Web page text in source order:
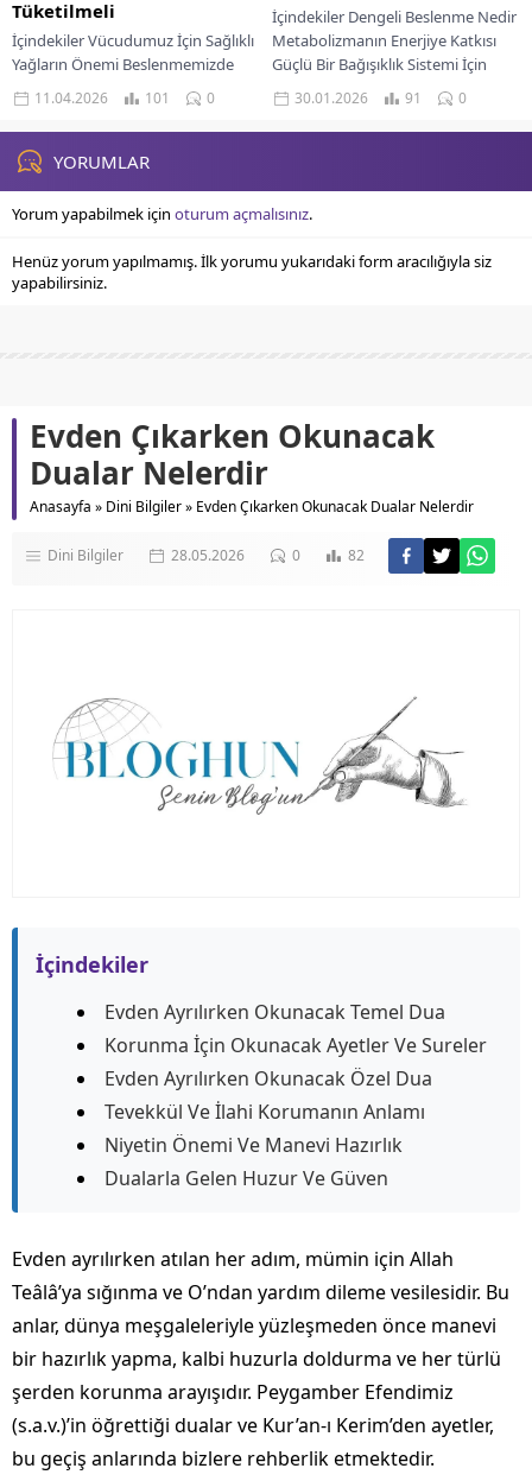
Tüketilmeli
İçindekiler Vücudumuz İçin Sağlıklı
Yağların Önemi Beslenmemizde
Olması Gereken Yağ Türleri
Zeytinyağı Avokado Ve Avokado
Yağı Kuruyemişler Ve Tohumlar
Deniz...
11.04.2026 101 0
İçindekiler Dengeli Beslenme Nedir
Metabolizmanın Enerjiye Katkısı
Güçlü Bir Bağışıklık Sistemi İçin
Beslenme Zihinsel Berraklık ve
Ruhsal Denge Dengeli
Beslenmeyle...
30.01.2026 91 0
YORUMLAR
Yorum yapabilmek için oturum açmalısınız.
Henüz yorum yapılmamış. İlk yorumu yukarıdaki form aracılığıyla siz
yapabilirsiniz.
Evden Çıkarken Okunacak
Dualar Nelerdir
Anasayfa » Dini Bilgiler» Evden Çıkarken Okunacak Dualar Nelerdir
Dini Bilgiler 28.05.2026 0 82
İçindekiler
Evden Ayrılırken Okunacak Temel Dua
Korunma İçin Okunacak Ayetler Ve Sureler
Evden Ayrılırken Okunacak Özel Dua
Tevekkül Ve İlahi Korumanın Anlamı
Niyetin Önemi Ve Manevi Hazırlık
Dualarla Gelen Huzur Ve Güven
Evden ayrılırken atılan her adım, mümin için Allah
Teâlâ’ya sığınma ve O’ndan yardım dileme vesilesidir. Bu
anlar, dünya meşgaleleriyle yüzleşmeden önce manevi
bir hazırlık yapma, kalbi huzurla doldurma ve her türlü
şerden korunma arayışıdır. Peygamber Efendimiz
(s.a.v.)’in öğrettiği dualar ve Kur’an-ı Kerim’den ayetler,
bu geçiş anlarında bizlere rehberlik etmektedir.